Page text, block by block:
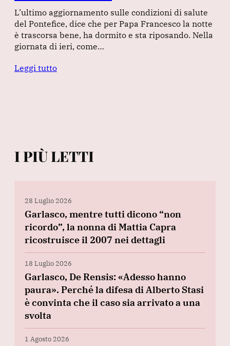
L’ultimo aggiornamento sulle condizioni di salute
del Pontefice, dice che per Papa Francesco la notte
è trascorsa bene, ha dormito e sta riposando. Nella
giornata di ieri, come…
Leggi tutto
I PIÙ LETTI
28 Luglio 2026
Garlasco, mentre tutti dicono “non
ricordo”, la nonna di Mattia Capra
ricostruisce il 2007 nei dettagli
18 Luglio 2026
Garlasco, De Rensis: «Adesso hanno
paura». Perché la difesa di Alberto Stasi
è convinta che il caso sia arrivato a una
svolta
1 Agosto 2026